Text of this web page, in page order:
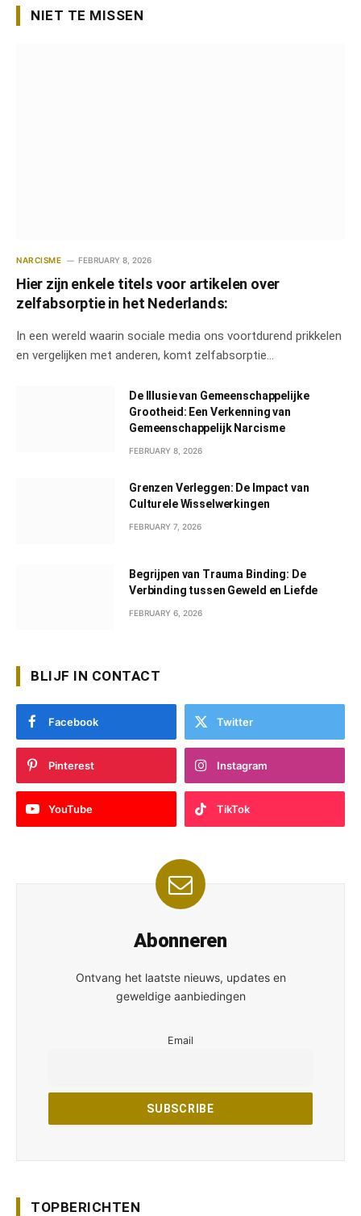
NIET TE MISSEN
NARCISME FEBRUARY 8, 2026
Hier zijn enkele titels voor artikelen over
zelfabsorptie in het Nederlands:
In een wereld waarin sociale media ons voortdurend prikkelen
en vergelijken met anderen, komt zelfabsorptie…
De Illusie van Gemeenschappelijke
Grootheid: Een Verkenning van
Gemeenschappelijk Narcisme
FEBRUARY 8, 2026
Grenzen Verleggen: De Impact van
Culturele Wisselwerkingen
FEBRUARY 7, 2026
Begrijpen van Trauma Binding: De
Verbinding tussen Geweld en Liefde
FEBRUARY 6, 2026
BLIJF IN CONTACT
Facebook Twitter
Pinterest Instagram
YouTube TikTok
Abonneren
Ontvang het laatste nieuws, updates en
geweldige aanbiedingen
Email
TOPBERICHTEN